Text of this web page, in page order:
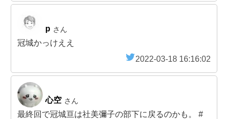
p さん
冠城かっけええ
2022-03-18 16:16:02
心空 さん
最終回で冠城亘は社美彌子の部下に戻るのかも。 #